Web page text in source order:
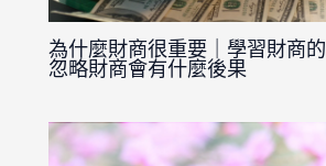
為什麼財商很重要｜學習財商的
忽略財商會有什麼後果